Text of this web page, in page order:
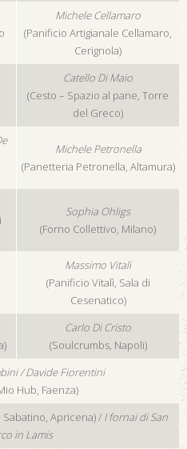
Michele Cellamaro
(Panificio Artigianale Cellamaro,
Cerignola)
Catello Di Maio
(Cesto – Spazio al pane, Torre
del Greco)
Michele Petronella
(Panetteria Petronella, Altamura)
Sophia Ohligs
(Forno Collettivo, Milano)
Massimo Vitali
(Panificio Vitalì, Sala di
Cesenatico)
Carlo Di Cristo
(Soulcrumbs, Napoli)
/ Davide Fiorentini
Hub, Faenza)
Apricena) / I fornai di San
in Lamis